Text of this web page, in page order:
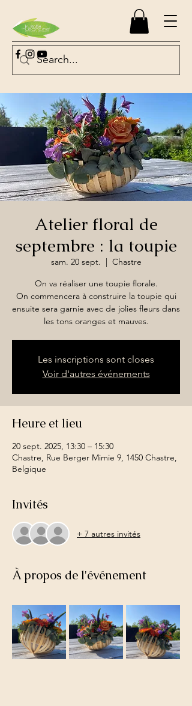
Atelier floral de
septembre : la toupie
sam. 20 sept.
  |
Chastre
On va réaliser une toupie florale.
On commencera à construire la toupie qui
ensuite sera garnie avec de jolies fleurs dans
les tons oranges et mauves.
Les inscriptions sont closes
Voir d'autres événements
Heure et lieu
20 sept. 2025, 13:30 – 15:30
Chastre, Rue Berger Mimie 9, 1450 Chastre,
Belgique
Invités
+ 7 autres invités
À propos de l'événement